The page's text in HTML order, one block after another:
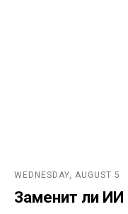
WEDNESDAY, AUGUST 5
Заменит ли ИИ